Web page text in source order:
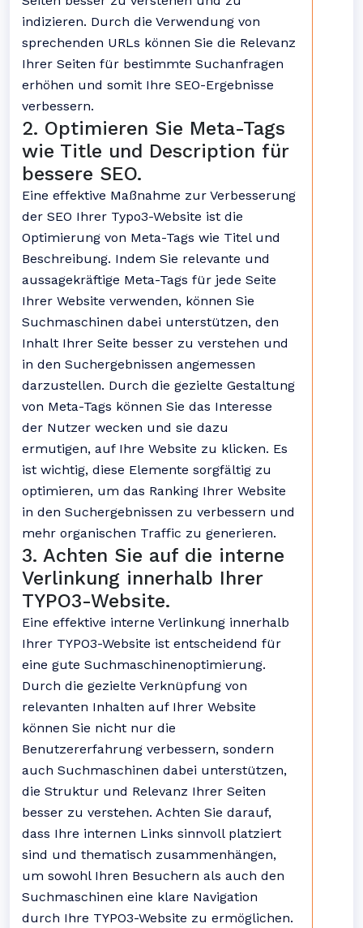
indizieren. Durch die Verwendung von
sprechenden URLs können Sie die Relevanz
Ihrer Seiten für bestimmte Suchanfragen
erhöhen und somit Ihre SEO-Ergebnisse
verbessern.
2. Optimieren Sie Meta-Tags
wie Title und Description für
bessere SEO.
Eine effektive Maßnahme zur Verbesserung
der SEO Ihrer Typo3-Website ist die
Optimierung von Meta-Tags wie Titel und
Beschreibung. Indem Sie relevante und
aussagekräftige Meta-Tags für jede Seite
Ihrer Website verwenden, können Sie
Suchmaschinen dabei unterstützen, den
Inhalt Ihrer Seite besser zu verstehen und
in den Suchergebnissen angemessen
darzustellen. Durch die gezielte Gestaltung
von Meta-Tags können Sie das Interesse
der Nutzer wecken und sie dazu
ermutigen, auf Ihre Website zu klicken. Es
ist wichtig, diese Elemente sorgfältig zu
optimieren, um das Ranking Ihrer Website
in den Suchergebnissen zu verbessern und
mehr organischen Traffic zu generieren.
3. Achten Sie auf die interne
Verlinkung innerhalb Ihrer
TYPO3-Website.
Eine effektive interne Verlinkung innerhalb
Ihrer TYPO3-Website ist entscheidend für
eine gute Suchmaschinenoptimierung.
Durch die gezielte Verknüpfung von
relevanten Inhalten auf Ihrer Website
können Sie nicht nur die
Benutzererfahrung verbessern, sondern
auch Suchmaschinen dabei unterstützen,
die Struktur und Relevanz Ihrer Seiten
besser zu verstehen. Achten Sie darauf,
dass Ihre internen Links sinnvoll platziert
sind und thematisch zusammenhängen,
um sowohl Ihren Besuchern als auch den
Suchmaschinen eine klare Navigation
durch Ihre TYPO3-Website zu ermöglichen.